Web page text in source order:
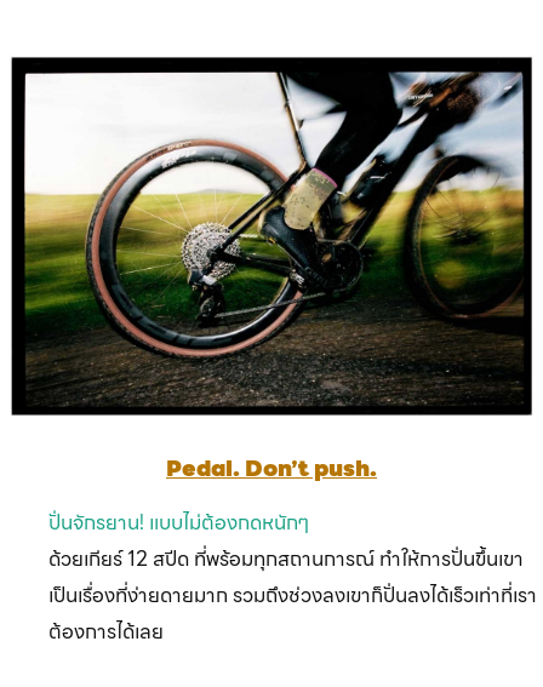
Pedal. Don’t push.
ปั่นจักรยาน! แบบไม่ต้องกดหนักๆ
ด้วยเกียร์ 12 สปีด ที่พร้อมทุกสถานการณ์ ทำให้การปั่นขึ้นเขา
เป็นเรื่องที่ง่ายดายมากรวมถึงช่วงลงเขาก็ปั่นลงได้เร็วเท่าที่เรา
ต้องการได้เลย